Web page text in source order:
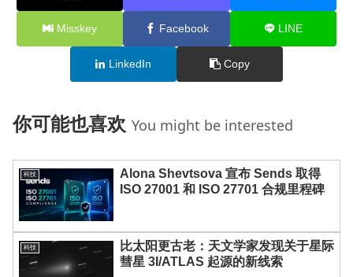
Misskey Facebook LINE
LinkedIn Copy
你可能也喜欢 You might be interested
科技
Alona Shevtsova 宣布 Sends 取得
ISO 27001 和 ISO 27701 合规里程碑
科技
比太阳更古老：天文学家发现关于星际
彗星 3I/ATLAS 起源的新线索